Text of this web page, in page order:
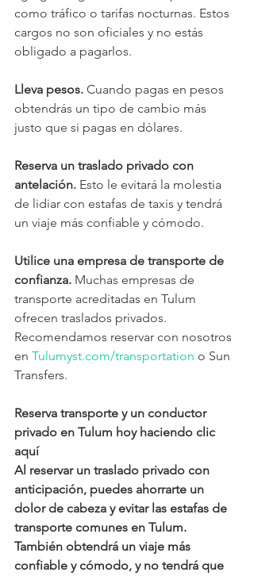
como tráfico o tarifas nocturnas. Estos
cargos no son oficiales y no estás
obligado a pagarlos.
Lleva pesos. Cuando pagas en pesos
obtendrás un tipo de cambio más
justo que si pagas en dólares.
Reserva un traslado privado con
antelación. Esto le evitará la molestia
de lidiar con estafas de taxis y tendrá
un viaje más confiable y cómodo.
Utilice una empresa de transporte de
confianza. Muchas empresas de
transporte acreditadas en Tulum
ofrecen traslados privados.
Recomendamos reservar con nosotros
en Tulumyst.com/transportation o Sun
Transfers.
Reserva transporte y un conductor
privado en Tulum hoy haciendo clic
aquí
Al reservar un traslado privado con
anticipación, puedes ahorrarte un
dolor de cabeza y evitar las estafas de
transporte comunes en Tulum.
También obtendrá un viaje más
confiable y cómodo, y no tendrá que